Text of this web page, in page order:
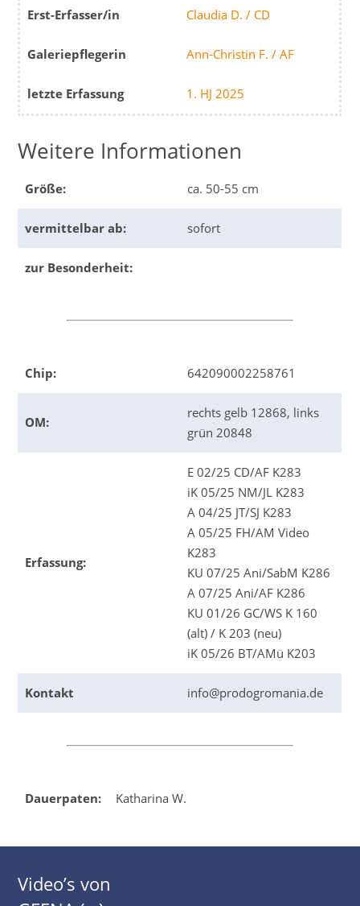
Erst-Erfasser/in Claudia D. / CD
Galeriepflegerin Ann-Christin F. / AF
letzte Erfassung 1. HJ 2025
Weitere Informationen
Größe: ca. 50-55 cm
vermittelbar ab: sofort
zur Besonderheit:
Chip: 642090002258761
OM:
rechts gelb 12868, links
grün 20848
Erfassung:
E 02/25 CD/AF K283
iK 05/25 NM/JL K283
A 04/25 JT/SJ K283
A 05/25 FH/AM Video
K283
KU 07/25 Ani/SabM K286
A 07/25 Ani/AF K286
KU 01/26 GC/WS K 160
(alt) / K 203 (neu)
iK 05/26 BT/AMü K203
Kontakt info@prodogromania.de
Dauerpaten: Katharina W.
Video’s von